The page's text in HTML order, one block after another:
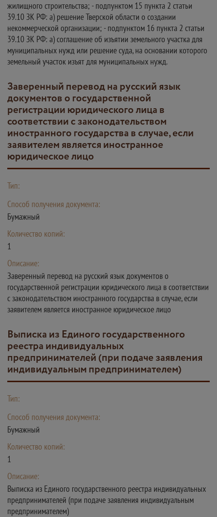
Заверенный перевод на русский язык
документов о государственной
регистрации юридического лица в
соответствии с законодательством
иностранного государства в случае, если
заявителем является иностранное
юридическое лицо
Тип:
Способ получения документа:
Бумажный
Количество копий:
1
Описание:
Заверенный перевод на русский язык документов о
государственной регистрации юридического лица в соответствии
с законодательством иностранного государства в случае, если
заявителем является иностранное юридическое лицо
Выписка из Единого государственного
реестра индивидуальных
предпринимателей (при подаче заявления
индивидуальным предпринимателем)
Тип:
Способ получения документа:
Бумажный
Количество копий:
1
Описание:
Выписка из Единого государственного реестра индивидуальных
предпринимателей (при подаче заявления индивидуальным
предпринимателем)